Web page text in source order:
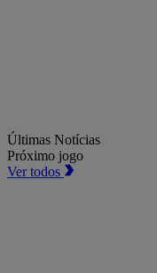
Últimas Notícias
Próximo jogo
Ver todos